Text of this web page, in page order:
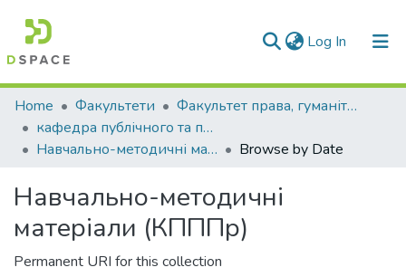
Log In (current)
Communities & Collections
All of DSpace
Home Факультети
Факультет права, гуманітарних і соціальних наук
кафедра публічного та приватного права
Навчально-методичні матеріали (КПППр)
Browse by Date
Навчально-методичні
матеріали (КПППр)
Permanent URI for this collection